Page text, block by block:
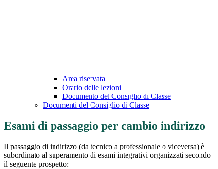
Area riservata
Orario delle lezioni
Documento del Consiglio di Classe
Documenti del Consiglio di Classe
Esami di passaggio per cambio indirizzo
Il passaggio di indirizzo (da tecnico a professionale o viceversa) è
subordinato al superamento di esami integrativi organizzati secondo
il seguente prospetto: